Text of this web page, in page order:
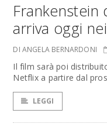
Frankenstein
arriva oggi
DI ANGELA BERNARDONI
Il film sarà poi
Netflix a partire dal
LEGGI